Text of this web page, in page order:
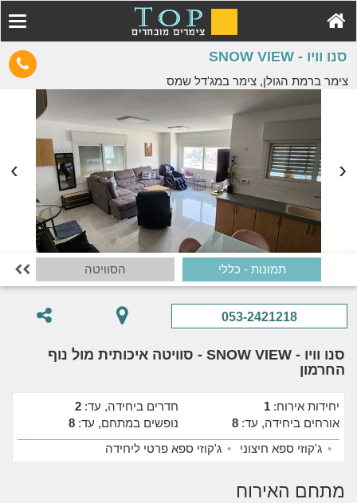
סנו וויו - SNOW VIEW
צימר ברמת הגולן, צימר במג'דל שמס
תמונות - כללי הסוויטה 
053-2421218
סנו וויו - SNOW VIEW - סוויטה איכותית מול נוף
החרמון
יחידות אירוח: 1 חדרים ביחידה, עד: 2
אורחים ביחידה, עד: 8 נופשים במתחם, עד: 8
• ג'קוזי ספא חיצוני • ג'קוזי ספא פרטי ליחידה
מתחם האירוח